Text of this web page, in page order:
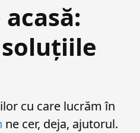
cu care lucrăm în
ne cer, deja, ajutorul.